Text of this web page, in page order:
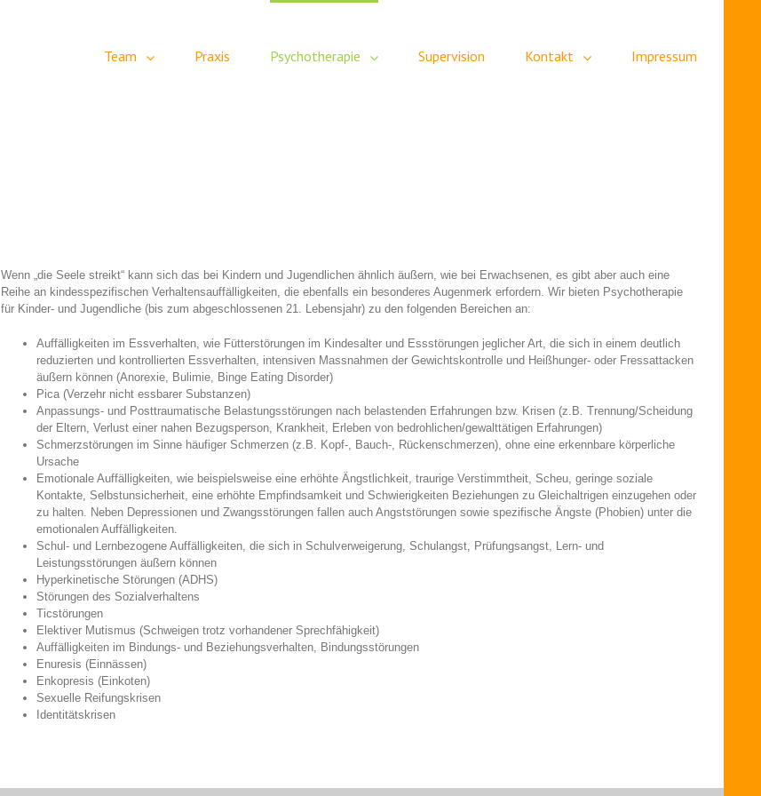
Team Praxis Psychotherapie Supervision Kontakt Impressum
Wenn „die Seele streikt“ kann sich das bei Kindern und Jugendlichen ähnlich äußern, wie bei Erwachsenen, es gibt aber auch eine
Reihe an kindesspezifischen Verhaltensauffälligkeiten, die ebenfalls ein besonderes Augenmerk erfordern. Wir bieten Psychotherapie
für Kinder- und Jugendliche (bis zum abgeschlossenen 21. Lebensjahr) zu den folgenden Bereichen an:
Auffälligkeiten im Essverhalten, wie Fütterstörungen im Kindesalter und Essstörungen jeglicher Art, die sich in einem deutlich
reduzierten und kontrollierten Essverhalten, intensiven Massnahmen der Gewichtskontrolle und Heißhunger- oder Fressattacken
äußern können (Anorexie, Bulimie, Binge Eating Disorder)
Pica (Verzehr nicht essbarer Substanzen)
Anpassungs- und Posttraumatische Belastungsstörungen nach belastenden Erfahrungen bzw. Krisen (z.B. Trennung/Scheidung
der Eltern, Verlust einer nahen Bezugsperson, Krankheit, Erleben von bedrohlichen/gewalttätigen Erfahrungen)
Schmerzstörungen im Sinne häufiger Schmerzen (z.B. Kopf-, Bauch-, Rückenschmerzen), ohne eine erkennbare körperliche
Ursache
Emotionale Auffälligkeiten, wie beispielsweise eine erhöhte Ängstlichkeit, traurige Verstimmtheit, Scheu, geringe soziale
Kontakte, Selbstunsicherheit, eine erhöhte Empfindsamkeit und Schwierigkeiten Beziehungen zu Gleichaltrigen einzugehen oder
zu halten. Neben Depressionen und Zwangsstörungen fallen auch Angststörungen sowie spezifische Ängste (Phobien) unter die
emotionalen Auffälligkeiten.
Schul- und Lernbezogene Auffälligkeiten, die sich in Schulverweigerung, Schulangst, Prüfungsangst, Lern- und
Leistungsstörungen äußern können
Hyperkinetische Störungen (ADHS)
Störungen des Sozialverhaltens
Ticstörungen
Elektiver Mutismus (Schweigen trotz vorhandener Sprechfähigkeit)
Auffälligkeiten im Bindungs- und Beziehungsverhalten, Bindungsstörungen
Enuresis (Einnässen)
Enkopresis (Einkoten)
Sexuelle Reifungskrisen
Identitätskrisen